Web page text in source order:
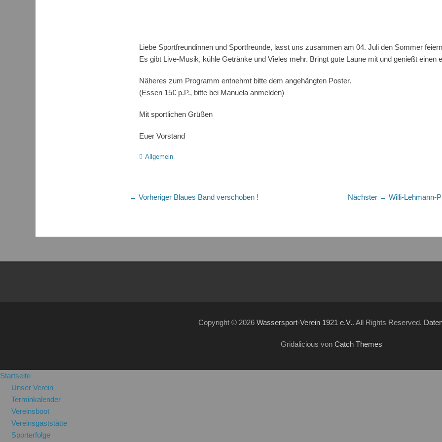
Liebe Sportfreundinnen und Sportfreunde, lasst uns zusammen am 04. Juli den Sommer
Es gibt Live-Musik, kühle Getränke und Vieles mehr. Bringt gute Laune mit und genießt einen
Näheres zum Programm entnehmt bitte dem angehängten Poster.
(Essen 15€ p.P., bitte bei Manuela anmelden)
Mit sportlichen Grüßen
Euer Vorstand
Kategorien
Allgemein
Beitragsnavigation
← Vorheriger Vorheriger
Blaues Band verschoben ! Nächster → Nächster
Willi-Lehmann-
Copyright © 2026 Wassersport-Verein 1921 e.V.. All Rights Reserved.
Gridalicious von Catch Themes
Startseite
Unser Verein
Terminkalender
Vereinsboot
Vereinsgaststätte
Sporterfolge